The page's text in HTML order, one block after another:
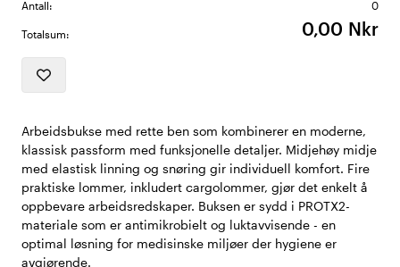
Antall: 0
Totalsum: 0,00 Nkr
Arbeidsbukse med rette ben som kombinerer en moderne,
klassisk passform med funksjonelle detaljer. Midjehøy midje
med elastisk linning og snøring gir individuell komfort. Fire
praktiske lommer, inkludert cargolommer, gjør det enkelt å
oppbevare arbeidsredskaper. Buksen er sydd i PROTX2-
materiale som er antimikrobielt og luktavvisende - en
optimal løsning for medisinske miljøer der hygiene er
avgjørende.